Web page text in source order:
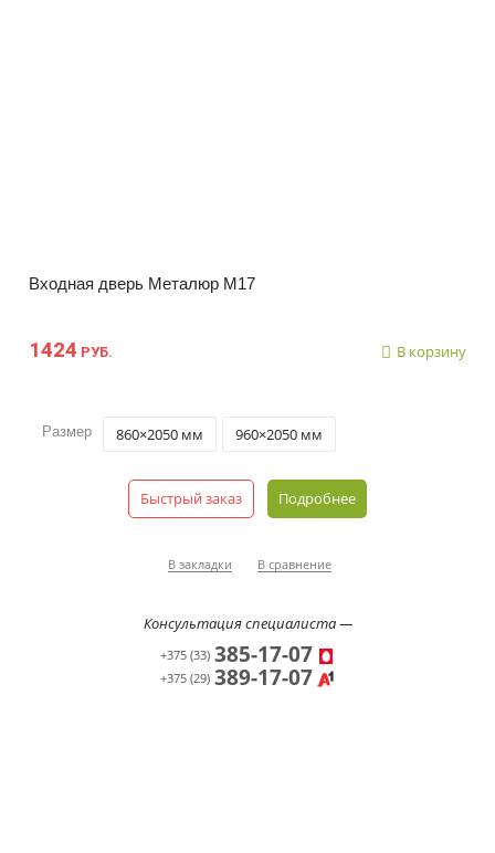
Входная дверь Металюр М17
1424 РУБ. В корзину
Размер 860×2050 мм 960×2050 мм
Быстрый заказ Подробнее
В закладки В сравнение
Консультация специалиста —
+375 (33) 385-17-07
+375 (29) 389-17-07